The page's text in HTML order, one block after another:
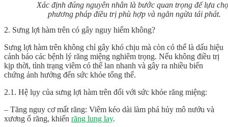
Xác định đúng nguyên nhân là bước quan trọng để lựa
phương pháp điều trị phù hợp và ngăn ngừa tái phát.
2. Sưng lợi hàm trên có gây nguy hiểm không?
Sưng lợi hàm trên không chỉ gây khó chịu mà còn có thể là dấu hiệu
cảnh báo các bệnh lý răng miệng nghiêm trọng. Nếu không điều trị
kịp thời, tình trạng viêm có thể lan nhanh và gây ra nhiều biến
chứng ảnh hưởng đến sức khỏe tổng thể.
2.1. Hệ lụy của sưng lợi hàm trên đối với sức khỏe răng miệng:
– Tăng nguy cơ mất răng: Viêm kéo dài làm phá hủy mô nướu và
xương ổ răng, khiến răng lung lay.